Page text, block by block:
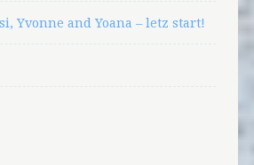
Yvonne and Yoana – letz start!